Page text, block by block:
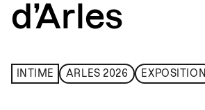
d’Arles
INTIME ARLES 2026 EXPOSITION